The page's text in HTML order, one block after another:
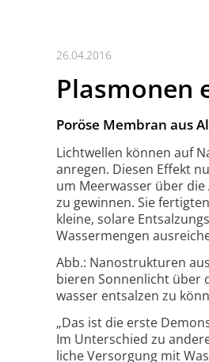
26.04.2016
Plasmonen
Poröse Membran aus
Lichtwellen können auf
anregen. Diesen Effekt
um Meer­wasser über
zu gewinnen. Sie
kleine, solare
Wasser­mengen
Abb.: Nanostrukturen
bieren Sonnen­licht über
wasser ent­salzen zu
„Das ist die erste
Im Unter­schied zu
liche Versor­gung mit